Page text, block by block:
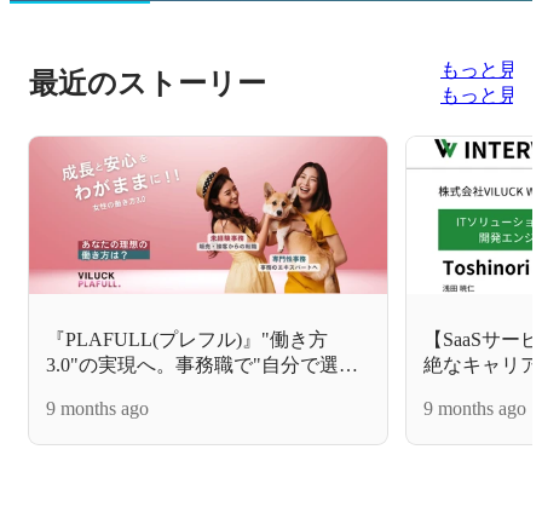
最近のストーリー
もっと見る
もっと見る
『PLAFULL(プレフル)』"働き方
3.0"の実現へ。事務職で"自分で選
9 months ago
【SaaSサー
絶なキャリ
アの道へ。
9 months ago